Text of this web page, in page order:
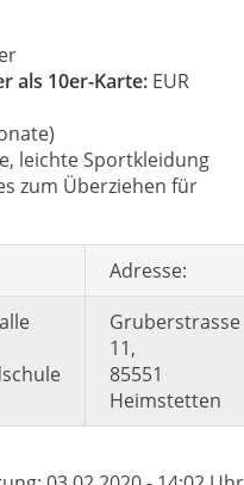
als 10er-Karte: EUR
leichte Sportkleidung
zum Überziehen für
Adresse:
Gruberstrasse
11,
85551
Heimstetten